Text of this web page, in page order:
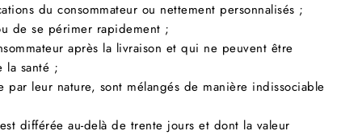
du consommateur ou nettement personnalisés ;
de se périmer rapidement ;
après la livraison et qui ne peuvent être
la santé ;
leur nature, sont mélangés de manière indissociable
différée au-delà de trente jours et dont la valeur